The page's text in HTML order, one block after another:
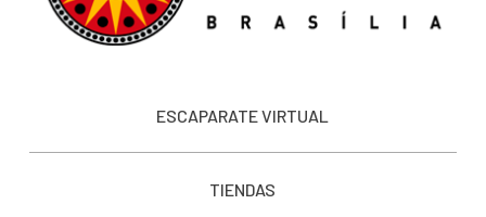
ESCAPARATE VIRTUAL
TIENDAS